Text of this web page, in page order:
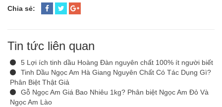
Chia sẻ:
Tin tức liên quan
5 Lợi ích tinh dầu Hoàng Đàn nguyên chất 100% ít người biết
Tinh Dầu Ngọc Am Hà Giang Nguyên Chất Có Tác Dụng Gì?
Phân Biệt Thật Giả
Gỗ Ngọc Am Giá Bao Nhiêu 1kg? Phân biệt Ngọc Am Đỏ Và
Ngọc Am Lào